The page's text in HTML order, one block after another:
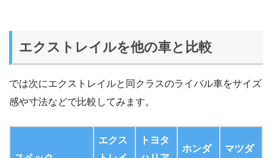
エクストレイルを他の車と比較
では次にエクストレイルと同クラスのライバル車をサイズ
感や寸法などで比較してみます。
エクス
トヨタ
ホンダ
マツダ